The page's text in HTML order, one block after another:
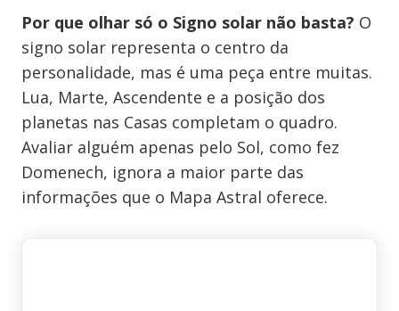
Por que olhar só o Signo solar não basta? O
signo solar representa o centro da
personalidade, mas é uma peça entre muitas.
Lua, Marte, Ascendente e a posição dos
planetas nas Casas completam o quadro.
Avaliar alguém apenas pelo Sol, como fez
Domenech, ignora a maior parte das
informações que o Mapa Astral oferece.